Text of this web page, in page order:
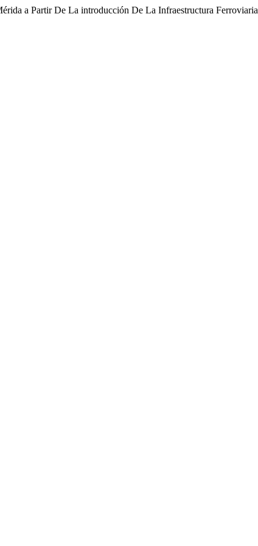
a Partir De La introducción De La Infraestructura